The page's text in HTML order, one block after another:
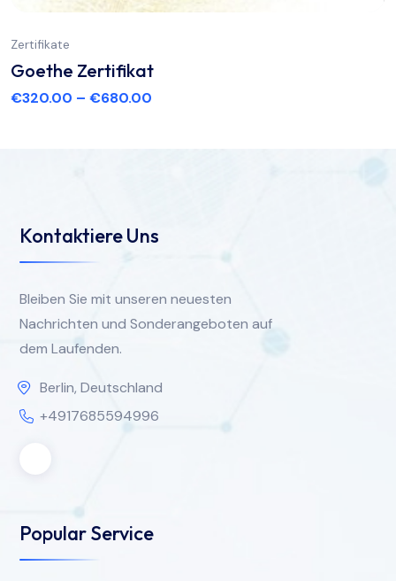
Zertifikate
Goethe Zertifikat
€320.00 – €680.00
Kontaktiere Uns
Bleiben Sie mit unseren neuesten
Nachrichten und Sonderangeboten auf
dem Laufenden.
Berlin, Deutschland
+4917685594996
Popular Service